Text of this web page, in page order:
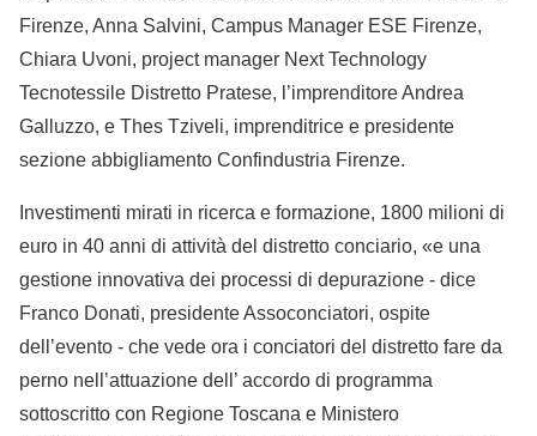
Firenze, Anna Salvini, Campus Manager ESE Firenze,
Chiara Uvoni, project manager Next Technology
Tecnotessile Distretto Pratese, l’imprenditore Andrea
Galluzzo, e Thes Tziveli, imprenditrice e presidente
sezione abbigliamento Confindustria Firenze.
Investimenti mirati in ricerca e formazione, 1800 milioni di
euro in 40 anni di attività del distretto conciario, «e una
gestione innovativa dei processi di depurazione - dice
Franco Donati, presidente Assoconciatori, ospite
dell’evento - che vede ora i conciatori del distretto fare da
perno nell’attuazione dell’ accordo di programma
sottoscritto con Regione Toscana e Ministero